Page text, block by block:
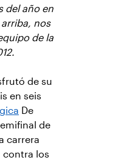
del año en
nos
de la
de su
en seis
De
de
carrera
contra los